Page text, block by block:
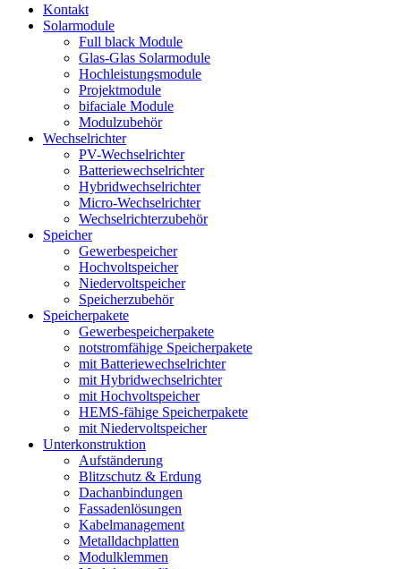
Kontakt
Solarmodule
Full black Module
Glas-Glas Solarmodule
Hochleistungsmodule
Projektmodule
bifaciale Module
Modulzubehör
Wechselrichter
PV-Wechselrichter
Batteriewechselrichter
Hybridwechselrichter
Micro-Wechselrichter
Wechselrichterzubehör
Speicher
Gewerbespeicher
Hochvoltspeicher
Niedervoltspeicher
Speicherzubehör
Speicherpakete
Gewerbespeicherpakete
notstromfähige Speicherpakete
mit Batteriewechselrichter
mit Hybridwechselrichter
mit Hochvoltspeicher
HEMS-fähige Speicherpakete
mit Niedervoltspeicher
Unterkonstruktion
Aufständerung
Blitzschutz & Erdung
Dachanbindungen
Fassadenlösungen
Kabelmanagement
Metalldachplatten
Modulklemmen